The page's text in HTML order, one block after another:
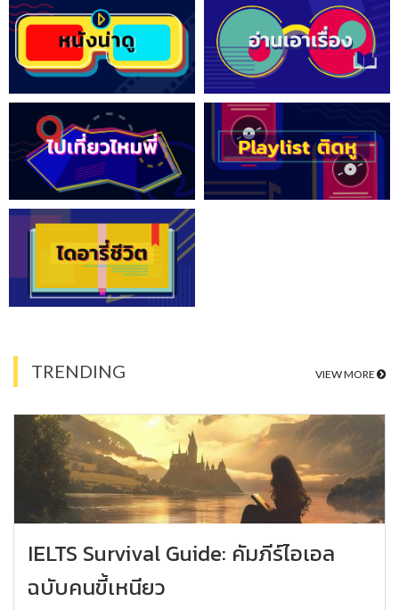
TRENDING VIEW MORE
IELTS Survival Guide: คัมภีร์ไอเอล
ฉบับคนขี้เหนียว